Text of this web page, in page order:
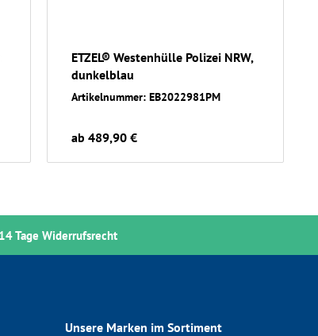
ETZEL® Westenhülle Polizei NRW,
dunkelblau
Artikelnummer: EB2022981PM
ab 489,90 €
14 Tage Widerrufsrecht
Unsere Marken im Sortiment